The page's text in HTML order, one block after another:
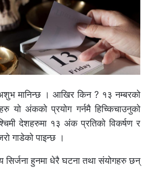
मानिन्छ । आखिर किन ? १३ नम्बरको
यो अंकको प्रयोग गर्नमै हिच्किचाउनुको
देशहरुमा १३ अंक प्रतिको विकर्षण र
गाडेको पाइन्छ ।
सिर्जना हुनमा धेरै घटना तथा संयोगहरु छन्